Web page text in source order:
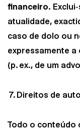
financeiro.
atualidade,
caso de dolo ou
expressamente
(p. ex., de um
7. Direitos de
Todo o conteúdo